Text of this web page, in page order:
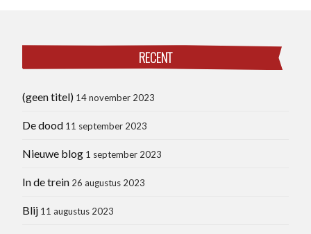
RECENT
(geen titel) 14 november 2023
De dood 11 september 2023
Nieuwe blog 1 september 2023
In de trein 26 augustus 2023
Blij 11 augustus 2023